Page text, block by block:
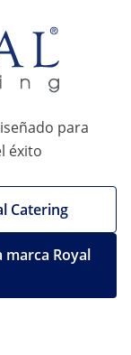
para
éxito
Catering
Royal